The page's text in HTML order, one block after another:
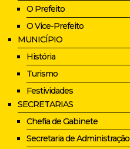
O Prefeito
O Vice-Prefeito
MUNICÍPIO
História
Turismo
Festividades
SECRETARIAS
Chefia de Gabinete
Secretaria de Administração